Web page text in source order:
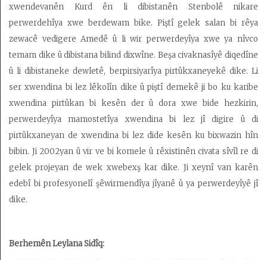
xwendevanên Kurd ên li dibistanên Stenbolê nikare
perwerdehîya xwe berdewam bike. Piştî gelek salan bi rêya
zewacê vedigere Amedê û li wir perwerdeyîya xwe ya nîvco
temam dike û dibistana bilind dixwîne. Beşa civaknasîyê diqedîne
û li dibistaneke dewletê, berpirsiyarîya pirtûkxaneyekê dike. Li
ser xwendina bi lez lêkolîn dike û piştî demekê ji bo ku karibe
xwendina pirtûkan bi kesên der û dora xwe bide hezkirin,
perwerdeyîya mamostetîya xwendina bi lez jî digire û di
pirtûkxaneyan de xwendina bi lez dide kesên ku bixwazin hîn
bibin. Ji 2002yan û vir ve bi komele û rêxistinên civata sîvîl re di
gelek projeyan de wek xwebexş kar dike. Ji xeynî van karên
edebî bi profesyonelî şêwirmendîya jîyanê û ya perwerdeyîyê jî
dike.
Berhemên Leylana Sidîq: